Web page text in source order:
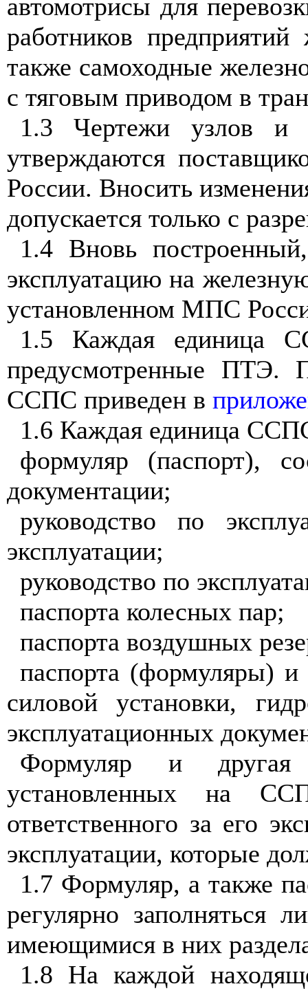
автомотрисы для
работников
также самоходные
с тяговым приводом в
1.3 Чертежи узлов и
утверждаются
России. Вносить
допускается только с
1.4 Вновь
эксплуатацию на
установленном МПС
1.5 Каждая единица
предусмотренные ПТЭ.
ССПС приведен в
1.6 Каждая единица
формуляр (паспорт),
документации;
руководство по
эксплуатации;
руководство по
паспорта колесных пар;
паспорта воздушных
паспорта (формуляры) и
силовой установки,
эксплуатационных
Формуляр и другая
установленных на
ответственного за его
эксплуатации, которые
1.7 Формуляр, а также
регулярно заполняться
имеющимися в них
1.8 На каждой